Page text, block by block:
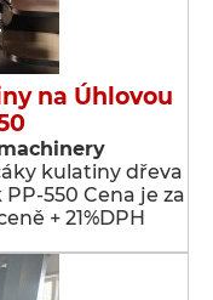
na Úhlovou
kulatiny dřeva
550 Cena je za
+ 21%DPH